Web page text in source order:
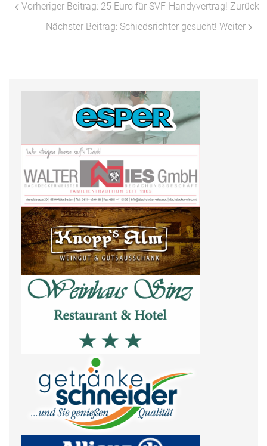
Vorheriger Beitrag: 25 Euro für SVF-Handyvertrag! Zurück
Nächster Beitrag: Schiedsrichter gesucht! Weiter